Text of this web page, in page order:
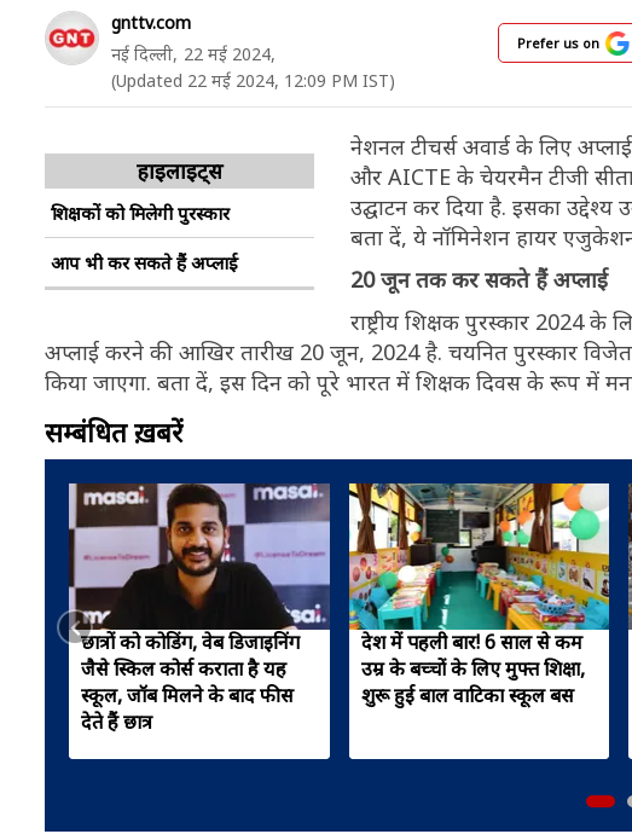
gnttv.com
नई दिल्ली, 22 मई 2024,
(Updated 22 मई 2024, 12:09 PM IST)
Prefer us on
हाइलाइट्स
शिक्षकों को मिलेगी पुरस्कार
आप भी कर सकते हैं अप्लाई
नेशनल टीचर्स अवार्ड के लिए
और AICTE के चेयरमैन टीजी
उद्घाटन कर दिया है. इसका
बता दें, ये नॉमिनेशन हायर
20 जून तक कर सकते हैं अप्लाई
राष्ट्रीय शिक्षक पुरस्कार 2024 के
अप्लाई करने की आखिर तारीख 20 जून, 2024 है. चयनित पुरस्कार
किया जाएगा. बता दें, इस दिन को पूरे भारत में शिक्षक दिवस के रूप में
सम्बंधित ख़बरें
छात्रों को कोडिंग, वेब डिजाइनिंग
जैसे स्किल कोर्स कराता है यह
स्कूल, जॉब मिलने के बाद फीस
देते हैं छात्र
देश में पहली बार! 6 साल से कम
उम्र के बच्चों के लिए मुफ्त शिक्षा,
शुरू हुई बाल वाटिका स्कूल बस